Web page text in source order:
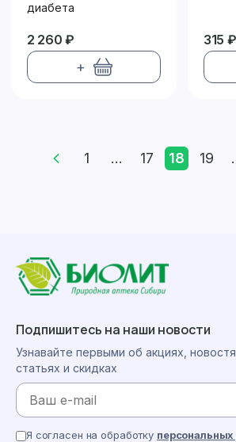
диабета
2 260 ₽
+
315 ₽
1 ... 17 18 19
Подпишитесь на наши новости
Узнавайте первыми об акциях,
статьях и скидках
Я согласен на обработку